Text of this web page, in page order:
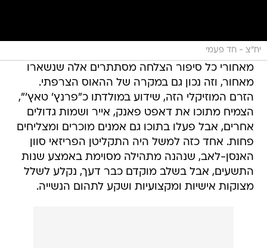
יח"צ - חד פעמי
מאחורי כל סיפור הצלחה מסתתרים אלה שנשארו
מאחור, וזה נכון גם במקרה של ההאוס הצרפתי.
הזרם המוזיקלי הזה, שידוע במולדתו כ"פרנץ' טאץ'",
הצמיח מתוכו את דאפט פאנק, אייר ושמות גדולים
אחרים, אבל פעלו בתוכו גם אמנים מוכרים ומצליחים
פחות. אחד כזה למשל היה התקליטן הפריזאי סוון
האנסן-לאב, שנהנה מתהילה מסוימת באמצע שנות
התשעים, אבל בשלב מוקדם כבר דעך, נקלע לשלל
מצוקות אישיות ומקצועיות ושקע לתהום הנשייה.